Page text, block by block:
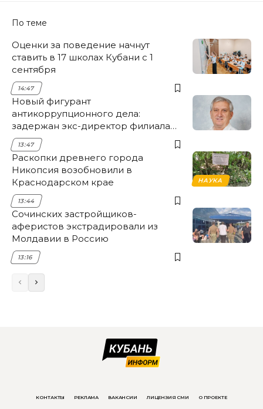
По теме
Оценки за поведение начнут
ставить в 17 школах Кубани с 1
сентября
14:47
Новый фигурант
антикоррупционного дела:
задержан экс-директор филиала
НЭСК Крымска
13:47
НАУКА
Раскопки древнего города
Никопсия возобновили в
Краснодарском крае
13:44
Сочинских застройщиков-
аферистов экстрадировали из
Молдавии в Россию
13:16
КОНТАКТЫ РЕКЛАМА ВАКАНСИИ ЛИЦЕНЗИЯ СМИ О ПРОЕКТЕ